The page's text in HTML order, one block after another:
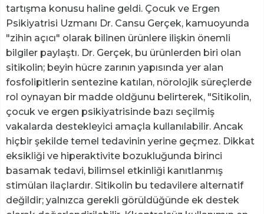
tartışma konusu haline geldi. Çocuk ve Ergen
Psikiyatrisi Uzmanı Dr. Cansu Gerçek, kamuoyunda
"zihin açıcı" olarak bilinen ürünlere ilişkin önemli
bilgiler paylaştı. Dr. Gerçek, bu ürünlerden biri olan
sitikolin; beyin hücre zarının yapısında yer alan
fosfolipitlerin sentezine katılan, nörolojik süreçlerde
rol oynayan bir madde oldğunu belirterek, "Sitikolin,
çocuk ve ergen psikiyatrisinde bazı seçilmiş
vakalarda destekleyici amaçla kullanılabilir. Ancak
hiçbir şekilde temel tedavinin yerine geçmez. Dikkat
eksikliği ve hiperaktivite bozukluğunda birinci
basamak tedavi, bilimsel etkinliği kanıtlanmış
stimülan ilaçlardır. Sitikolin bu tedavilere alternatif
değildir; yalnızca gerekli görüldüğünde ek destek